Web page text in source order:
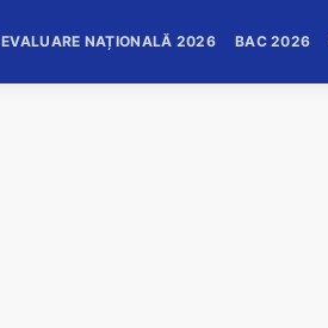
EVALUARE NAȚIONALĂ 2026 BAC 2026